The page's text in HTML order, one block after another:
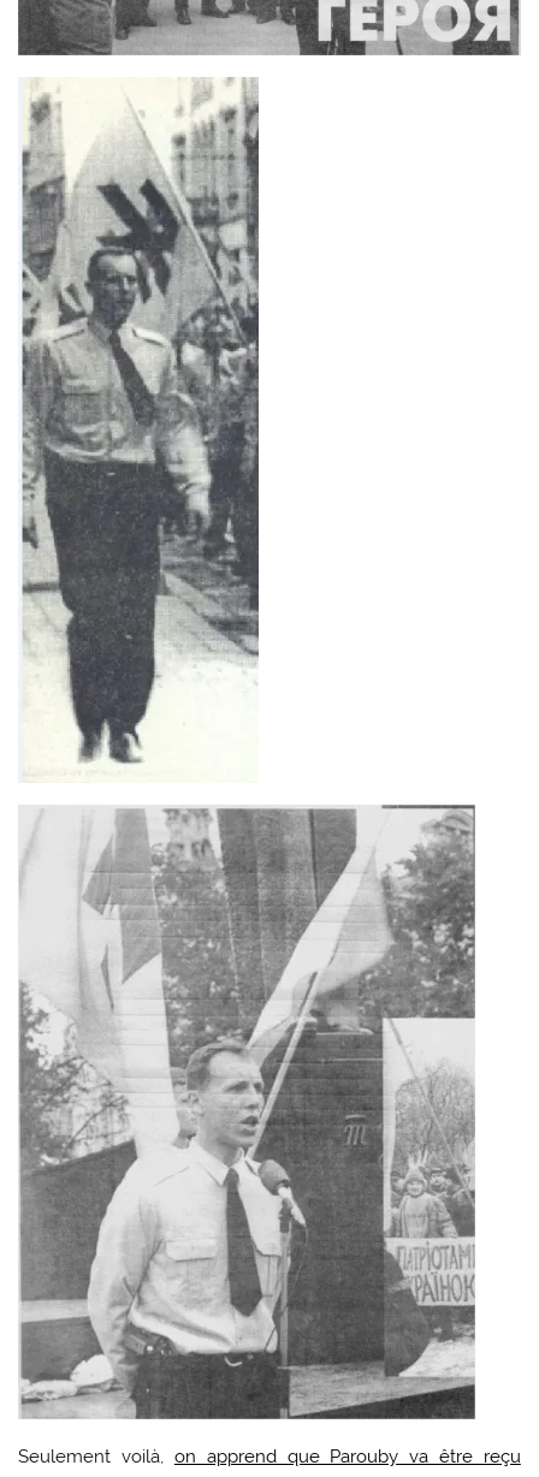
Seulement voilà, on apprend que Parouby va être reçu